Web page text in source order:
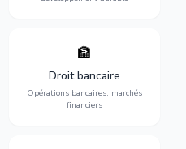
🏦
Droit bancaire
Opérations bancaires, marchés
financiers
Gestion de vos opérations
financières : contentieux
bancaire, investissements et
régulation.